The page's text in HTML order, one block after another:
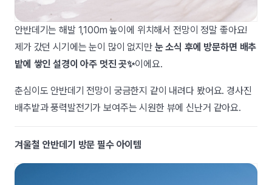
안반데기는 해발 1,100m 높이에 위치해서 전망이 정말 좋아요!
제가 갔던 시기에는 눈이 많이 없지만 눈 소식 후에 방문하면 배추
밭에 쌓인 설경이 아주 멋진 곳✨이에요.
춘심이도 안반데기 전망이 궁금한지 같이 내려다 봤어요. 경사진
배추밭과 풍력발전기가 보여주는 시원한 뷰에 신난거 같아요.
겨울철 안반데기 방문 필수 아이템